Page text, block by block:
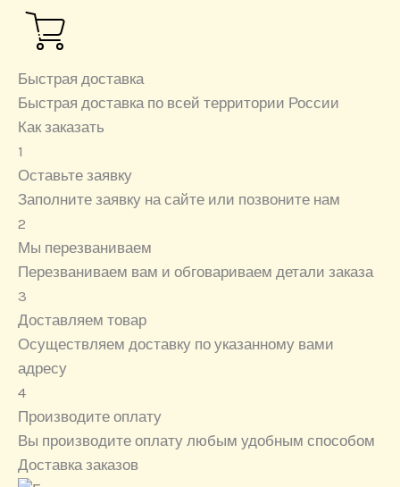
Быстрая доставка
Быстрая доставка по всей территории России
Как заказать
1
Оставьте заявку
Заполните заявку на сайте или позвоните нам
2
Мы перезваниваем
Перезваниваем вам и обговариваем детали заказа
3
Доставляем товар
Осуществляем доставку по указанному вами
адресу
4
Производите оплату
Вы производите оплату любым удобным способом
Доставка заказов